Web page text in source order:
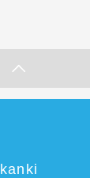
kanki